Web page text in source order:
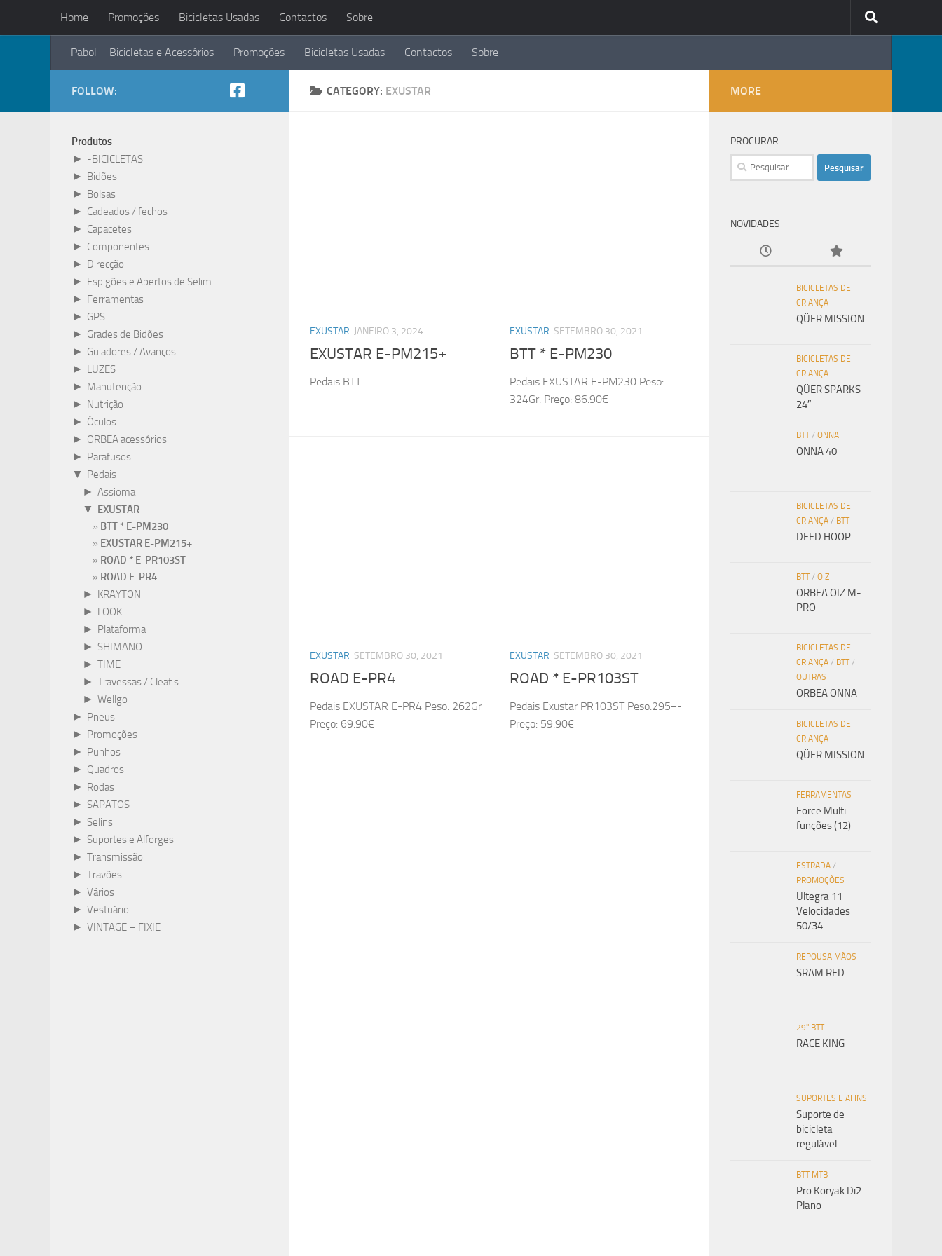
Skip to content
Home Promoções Bicicletas Usadas Contactos Sobre
Pabol – Bicicletas e Acessórios Promoções Bicicletas Usadas Contactos Sobre
CATEGORY: EXUSTAR
EXUSTAR JANEIRO 3, 2024
EXUSTAR E-PM215+
Pedais BTT
EXUSTAR SETEMBRO 30, 2021
BTT * E-PM230
Pedais EXUSTAR E-PM230 Peso:
324Gr. Preço: 86.90€
EXUSTAR SETEMBRO 30, 2021
ROAD E-PR4
Pedais EXUSTAR E-PR4 Peso: 262Gr
Preço: 69.90€
EXUSTAR SETEMBRO 30, 2021
ROAD * E-PR103ST
Pedais Exustar PR103ST Peso:295+-
Preço: 59.90€
FOLLOW:
Produtos
► -BICICLETAS
► Bidões
► Bolsas
► Cadeados / fechos
► Capacetes
► Componentes
► Direcção
► Espigões e Apertos de Selim
► Ferramentas
► GPS
► Grades de Bidões
► Guiadores / Avanços
► LUZES
► Manutenção
► Nutrição
► Óculos
► ORBEA acessórios
► Parafusos
▼ Pedais
► Assioma
▼ EXUSTAR
BTT * E-PM230
EXUSTAR E-PM215+
ROAD * E-PR103ST
ROAD E-PR4
► KRAYTON
► LOOK
► Plataforma
► SHIMANO
► TIME
► Travessas / Cleat s
► Wellgo
► Pneus
► Promoções
► Punhos
► Quadros
► Rodas
► SAPATOS
► Selins
► Suportes e Alforges
► Transmissão
► Travões
► Vários
► Vestuário
► VINTAGE – FIXIE
MORE
PROCURAR
Pesquisar
por:
NOVIDADES
BICICLETAS DE
CRIANÇA
QÜER MISSION
BICICLETAS DE
CRIANÇA
QÜER SPARKS
24″
BTT/ ONNA
ONNA 40
BICICLETAS DE
CRIANÇA / BTT
DEED HOOP
BTT/ OIZ
ORBEA OIZ M-
PRO
BICICLETAS DE
CRIANÇA / BTT/
OUTRAS
ORBEA ONNA
BICICLETAS DE
CRIANÇA
QÜER MISSION
FERRAMENTAS
Force Multi
funções (12)
ESTRADA /
PROMOÇÕES
Ultegra 11
Velocidades
50/34
REPOUSA MÃOS
SRAM RED
29" BTT
RACE KING
SUPORTES E AFINS
Suporte de
bicicleta
regulável
BTT MTB
Pro Koryak Di2
Plano